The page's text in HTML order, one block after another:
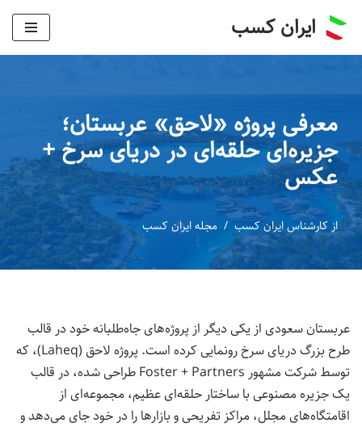
پرش
ایران کسب
معرفی پروژه «لاحق» عربستان؛
جزیره‌ای حلقه‌ای در دریای سرخ +
عکس
ازکارشناس ایران کسب مجله ایران کسب
عربستان سعودی از یکی دیگر از پروژه‌های جاه‌طلبانه خود در قالب
طرح بزرگ دریای سرخ رونمایی کرده است. پروژه لاحق (Laheq)، که
توسط شرکت مشهور Foster + Partners طراحی شده، در قالب
یک جزیره مصنوعی با ساختار حلقه‌ای عظیم، مجموعه‌ای از
اقامتگاه‌های مجلل، مراکز تفریحی و بازارها را در خود جای می‌دهد و